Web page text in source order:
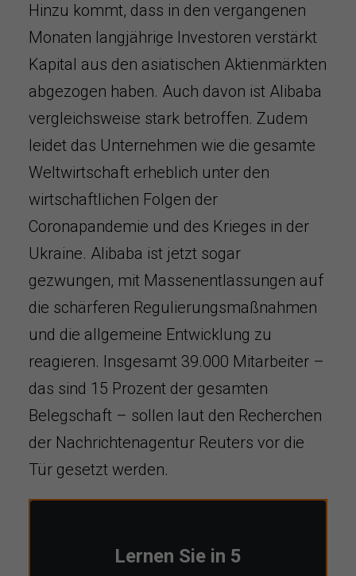
Hinzu kommt, dass in den vergangenen
Monaten langjährige Investoren verstärkt
Kapital aus den asiatischen Aktienmärkten
abgezogen haben. Auch davon ist Alibaba
vergleichsweise stark betroffen. Zudem
leidet das Unternehmen wie die gesamte
Weltwirtschaft erheblich unter den
wirtschaftlichen Folgen der
Coronapandemie und des Krieges in der
Ukraine. Alibaba ist jetzt sogar
gezwungen, mit Massenentlassungen auf
die schärferen Regulierungsmaßnahmen
und die allgemeine Entwicklung zu
reagieren. Insgesamt 39.000 Mitarbeiter –
das sind 15 Prozent der gesamten
Belegschaft – sollen laut den Recherchen
der Nachrichtenagentur Reuters vor die
Tür gesetzt werden.
Lernen Sie in 5